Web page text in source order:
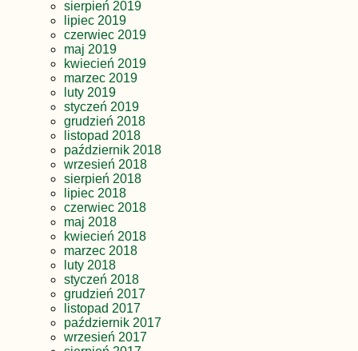
sierpień 2019
lipiec 2019
czerwiec 2019
maj 2019
kwiecień 2019
marzec 2019
luty 2019
styczeń 2019
grudzień 2018
listopad 2018
październik 2018
wrzesień 2018
sierpień 2018
lipiec 2018
czerwiec 2018
maj 2018
kwiecień 2018
marzec 2018
luty 2018
styczeń 2018
grudzień 2017
listopad 2017
październik 2017
wrzesień 2017